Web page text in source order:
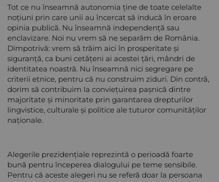
Tot ce nu înseamnă autonomia ține de toate celelalte
noțiuni prin care unii au încercat să inducă în eroare
opinia publică. Nu înseamnă independență sau
enclavizare. Noi nu vrem să ne separăm de România.
Dimpotrivă: vrem să trăim aici în prosperitate și
siguranță, ca buni cetățeni ai acestei țări, mândri de
identitatea noastră. Nu înseamnă nici segregare pe
criterii etnice, pentru că nu construim ziduri. Din contră,
dorim să contribuim la conviețuirea pașnică dintre
majoritate și minoritate prin garantarea drepturilor
lingvistice, culturale și politice ale tuturor comunităților
naționale.
Alegerile prezidențiale reprezintă o perioadă foarte
bună pentru începerea dialogului pe teme sensibile.
Pentru că aceste alegeri nu se referă doar la persoana